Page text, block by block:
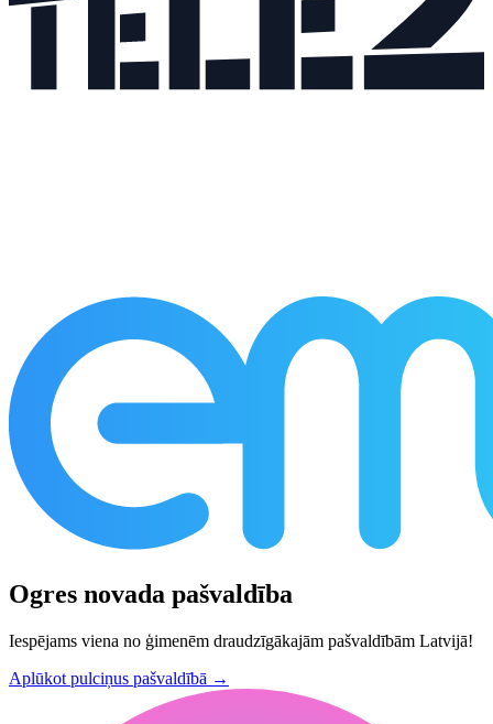
Ogres novada pašvaldība
Iespējams viena no ģimenēm draudzīgākajām pašvaldībām Latvijā!
Aplūkot pulciņus pašvaldībā →